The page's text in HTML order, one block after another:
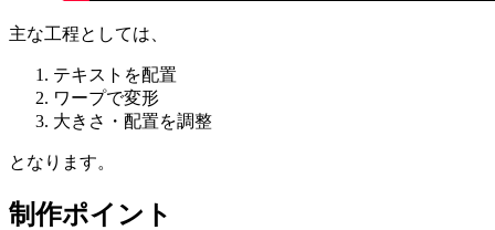
主な工程としては、
テキストを配置
ワープで変形
大きさ・配置を調整
となります。
制作ポイント